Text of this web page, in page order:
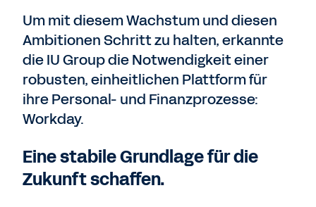
Um mit diesem Wachstum und diesen
Ambitionen Schritt zu halten, erkannte
die IU Group die Notwendigkeit einer
robusten, einheitlichen Plattform für
ihre Personal- und Finanzprozesse:
Workday.
Eine stabile Grundlage für die
Zukunft schaffen.